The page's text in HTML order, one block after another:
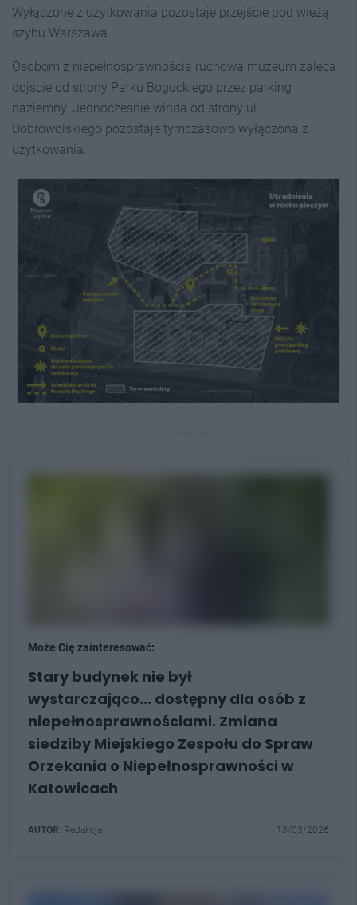
Wyłączone z użytkowania pozostaje przejście pod wieżą
szybu Warszawa.
Osobom z niepełnosprawnością ruchową muzeum zaleca
dojście od strony Parku Boguckiego przez parking
naziemny. Jednocześnie winda od strony ul.
Dobrowolskiego pozostaje tymczasowo wyłączona z
użytkowania.
Może Cię zainteresować:
Stary budynek nie był
wystarczająco... dostępny dla osób z
niepełnosprawnościami. Zmiana
siedziby Miejskiego Zespołu do Spraw
Orzekania o Niepełnosprawności w
Katowicach
AUTOR: Redakcja 13/03/2026